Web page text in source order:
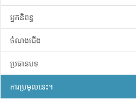
អ្នកនិពន្ធ
ចំណងជើង
ប្រធានបទ
ការប្រមូលនេះ។